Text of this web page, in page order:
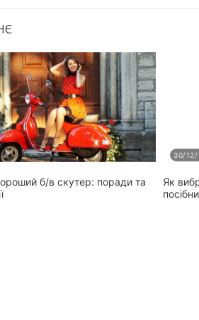
б/в скутер: поради та
30/12/
Як